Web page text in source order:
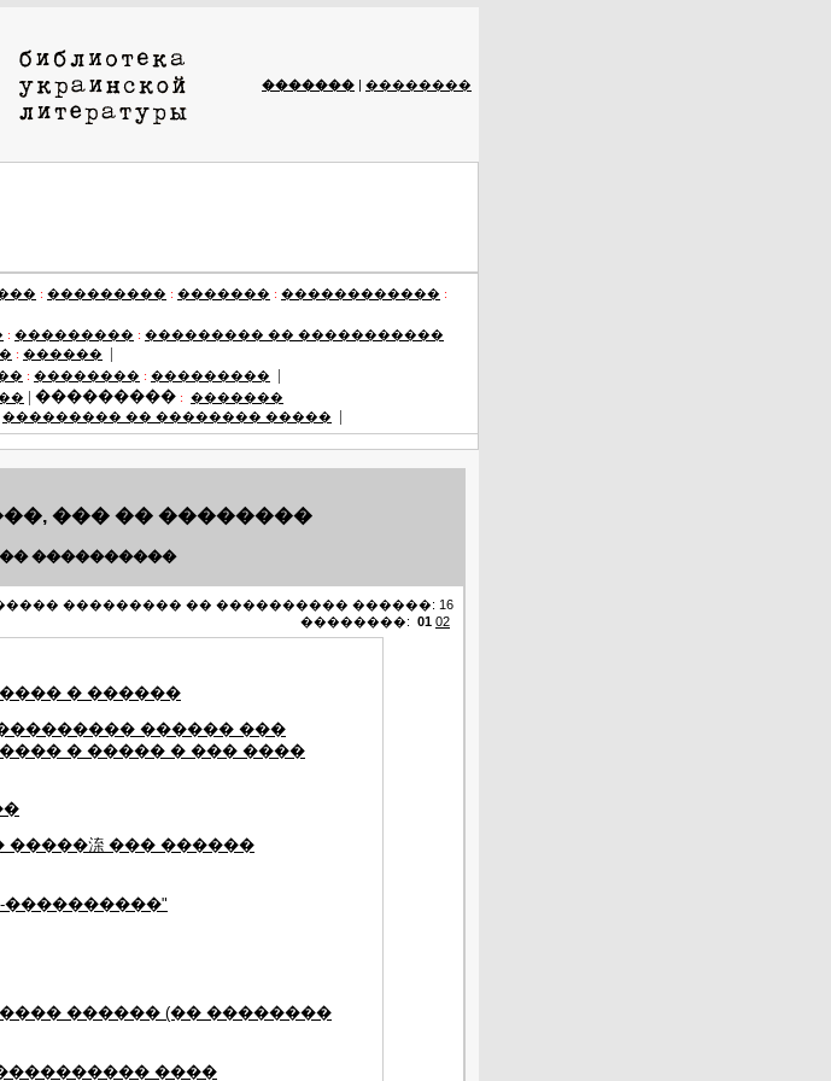
������� | ��������
: ��������� : ������� : ������������ :
: ��������� : ��������� �� �����������
: ������
|
: �������� : ���������
|
| ��������� : �������
��������� �� �������� ����� |
��� �� ��������
����������
��������� �� ���������� ������: 16
��������: 01 02
� ������
������ ���
� ����� � ��� ����
㳿 ��� ������
������ (�� ��������
����